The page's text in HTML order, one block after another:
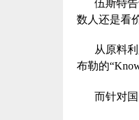
伍斯特
数人还是看
从原料
布勒的“
而针对